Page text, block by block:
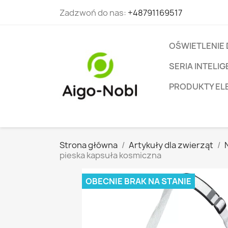
Zadzwoń do nas: +48791169517
OŚWIETLENIE
SERIA
PRODUKTY
Strona główna Artykuły dla zwierząt
pieska kapsuła kosmiczna
OBECNIE BRAK NA STANIE